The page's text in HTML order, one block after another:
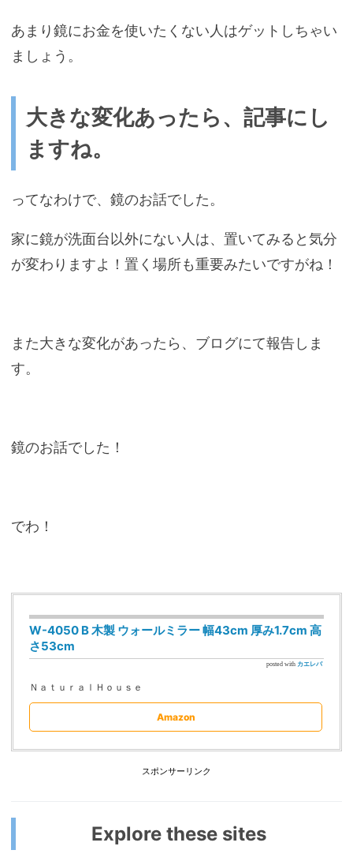
あまり鏡にお金を使いたくない人はゲットしちゃい
ましょう。
大きな変化あったら、記事にし
ますね。
ってなわけで、鏡のお話でした。
家に鏡が洗面台以外にない人は、置いてみると気分
が変わりますよ！置く場所も重要みたいですがね！
また大きな変化があったら、ブログにて報告しま
す。
鏡のお話でした！
でわ！
W-4050 B 木製 ウォールミラー 幅43cm 厚み1.7cm 高
さ53cm
posted with カエレバ
ＮａｔｕｒａｌＨｏｕｓｅ
Amazon
スポンサーリンク
Explore these sites